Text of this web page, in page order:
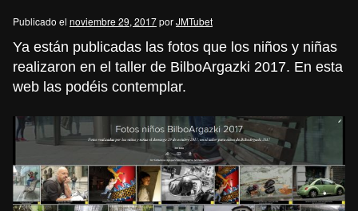
Publicado el noviembre 29, 2017porJMTubet
Ya están publicadas las fotos que los niños y niñas
realizaron en el taller de BilboArgazki 2017. En esta
web las podéis contemplar.